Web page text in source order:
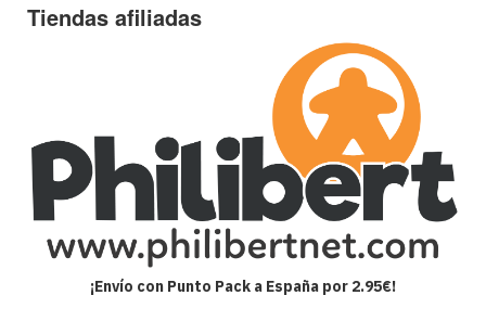
Tiendas afiliadas
¡Envío con Punto Pack a España por 2.95€!